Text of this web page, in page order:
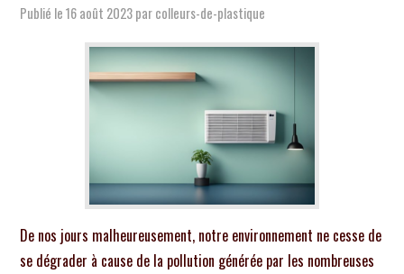
Publié le16 août 2023parcolleurs-de-plastique
De nos jours malheureusement, notre environnement ne cesse de
se dégrader à cause de la pollution générée par les nombreuses